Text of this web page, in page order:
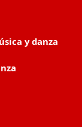
y danza